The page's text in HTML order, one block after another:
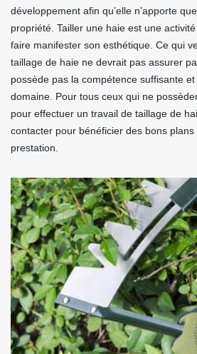
développement afin qu’elle n’apporte
propriété. Tailler une haie est une
faire manifester son esthétique. Ce qui
taillage de haie ne devrait pas assurer
possède pas la compétence suffisante
domaine. Pour tous ceux qui ne
pour effectuer un travail de taillage de
contacter pour bénéficier des bons
prestation.